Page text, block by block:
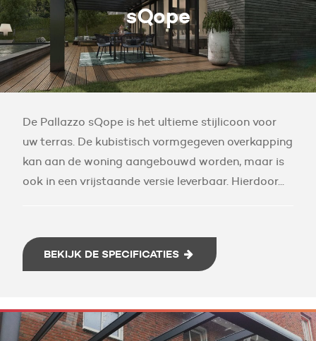
sQope
De Pallazzo sQope is het ultieme stijlicoon voor
uw terras. De kubistisch vormgegeven overkapping
kan aan de woning aangebouwd worden, maar is
ook in een vrijstaande versie leverbaar. Hierdoor...
BEKIJK DE SPECIFICATIES